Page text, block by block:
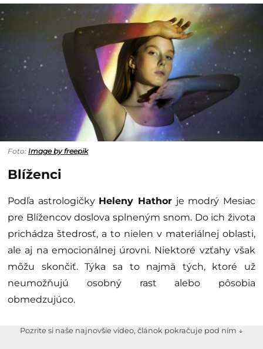
Foto: Image by freepik
Blíženci
Podľa astrologičky Heleny Hathor je modrý Mesiac
pre Blížencov doslova splneným snom. Do ich života
prichádza štedrosť, a to nielen v materiálnej oblasti,
ale aj na emocionálnej úrovni. Niektoré vzťahy však
môžu skončiť. Týka sa to najmä tých, ktoré už
neumožňujú osobný rast alebo pôsobia
obmedzujúco.
Pozrite si naše najnovšie video, článok pokračuje pod ním ↓